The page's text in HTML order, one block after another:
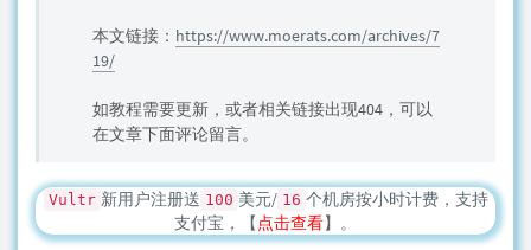
本文链接： https://www.moerats.com/archives/7
19/
如教程需要更新，或者相关链接出现404，可以
在文章下面评论留言。
Vultr 新用户注册送 100 美元/ 16 个机房按小时计费，支持
支付宝，【 点击查看】。